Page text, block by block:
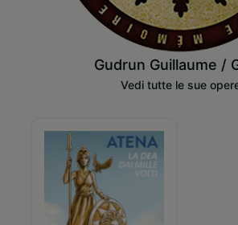
Gudrun Guillaume /
Vedi tutte le sue